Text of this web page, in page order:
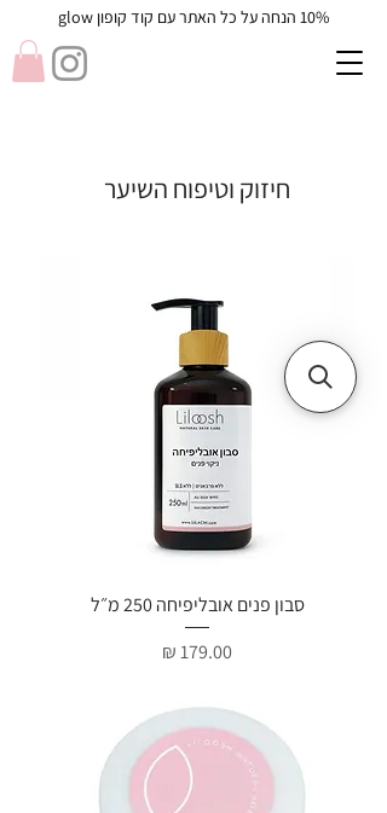
10% הנחה על כל האתר עם קוד קופון glow
חיזוק וטיפוח השיער
סבון פנים אובליפיחה 250 מ״ל
מחיר